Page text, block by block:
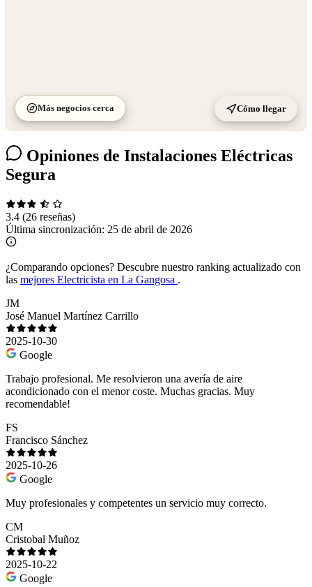
Más negocios cerca Cómo llegar
Opiniones de Instalaciones Eléctricas
Segura
3.4 (26 reseñas)
Última sincronización: 25 de abril de 2026
¿Comparando opciones? Descubre nuestro ranking actualizado con
las mejores Electricista en La Gangosa .
JM
José Manuel Martínez Carrillo
2025-10-30
Google
Trabajo profesional. Me resolvieron una avería de aire
acondicionado con el menor coste. Muchas gracias. Muy
recomendable!
FS
Francisco Sánchez
2025-10-26
Google
Muy profesionales y competentes un servicio muy correcto.
CM
Cristobal Muñoz
2025-10-22
Google